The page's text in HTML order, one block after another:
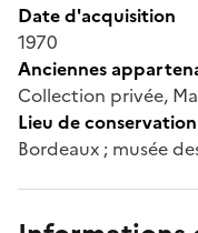
Date d'acquisition
1970
Anciennes
Collection privée,
Lieu de conservation
Bordeaux ; musée